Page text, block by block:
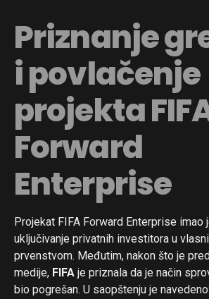
Priznanje
i povlačenje
projekta
Forward
Enterprise
Projekat FIFA Forward Enterprise imao
uključivanje privatnih investitora u
prvenstvom. Međutim, nakon što je
medije, FIFA je priznala da je način
bio pogrešan. U saopštenju je